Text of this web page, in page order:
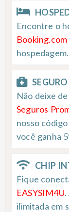
Encontre o
Booking.com
hospedagem.
Não deixe
Seguros
nosso
você ganha
CHIP
Fique
EASYSIM4U
ilimitada em